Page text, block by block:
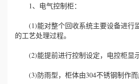
1、电气控制柜：
(1)能对整个回收系统主要设备进行
的工艺处理过程。
(2)能提前进行控制设定，电控柜显示
(3)防雨型，柜体由304不锈钢制作而